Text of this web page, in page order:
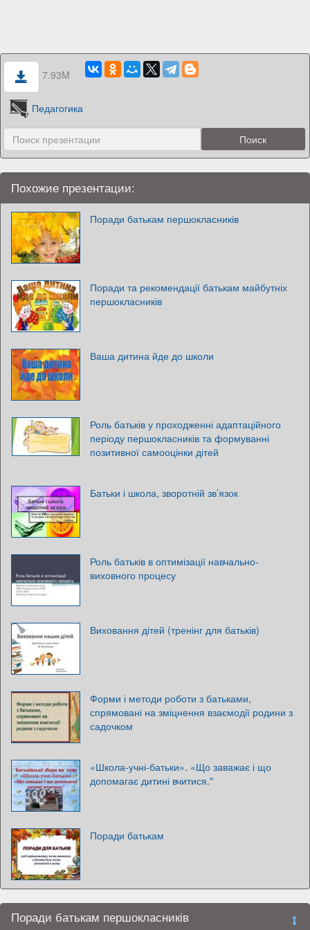
7.93M
Педагогика
Похожие презентации:
Поради батькам першокласників
Поради та рекомендації батькам майбутніх
першокласників
Ваша дитина йде до школи
Роль батьків у проходженні адаптаційного
періоду першокласників та формуванні
позитивної самооцінки дітей
Батьки і школа, зворотній зв’язок
Роль батьків в оптимізації навчально-
виховного процесу
Виховання дітей (тренінг для батьків)
Форми і методи роботи з батьками,
спрямовані на зміцнення взаємодії родини з
садочком
«Школа-учні-батьки». «Що заважає і що
допомагає дитині вчитися."
Поради батькам
Поради батькам першокласників